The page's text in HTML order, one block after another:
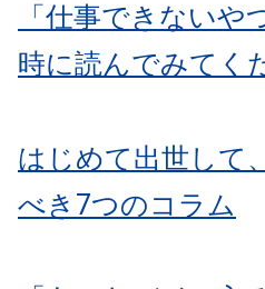
「仕事できない
時に読んでみてく
はじめて出世して
べき7つのコラム